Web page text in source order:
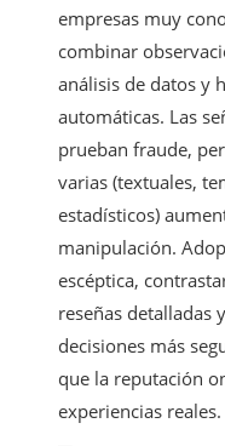
empresas muy
combinar
análisis de datos y
automáticas. Las
prueban fraude,
varias (textuales,
estadísticos)
manipulación.
escéptica,
reseñas detalladas
decisiones más
que la reputación
experiencias reales.